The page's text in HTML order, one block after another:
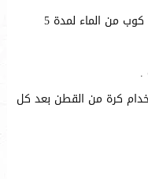
* يمكنك غلي كيس من شاي البابونج في كوب من الماء لمدة 5
.
كرة من القطن بعد كل